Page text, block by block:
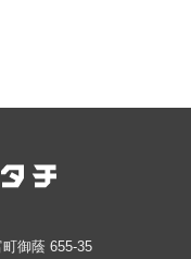
御蔭 655-35